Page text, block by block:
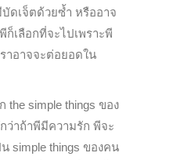
ดเจ็ตด้วยซ้ำ หรืออาจ
ก็เลือกที่จะไปเพราะพี
าอาจจะต่อยอดใน
the simple things ของ
ว่าถ้าพีมีความรัก พีจะ
simple things ของคน